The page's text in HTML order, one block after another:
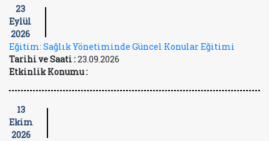
23
Eylül
2026
Eğitim: Sağlık Yönetiminde Güncel Konular Eğitimi
Tarihi ve Saati :23.09.2026
Etkinlik Konumu :
13
Ekim
2026